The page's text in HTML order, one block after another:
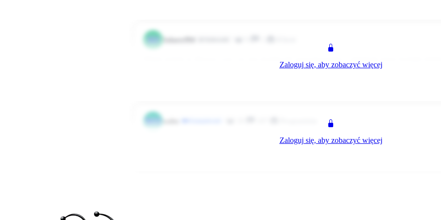
SO
ciężką.Pozdrawiam jak to to wyślę mail z nr tel..
Zaloguj się, aby zobaczyć więcej
WO
https://www.stowarzyszenie-biedronka.pl/content/view/59/98/ ta strona nie działa co to spam bot
Zaloguj się, aby zobaczyć więcej